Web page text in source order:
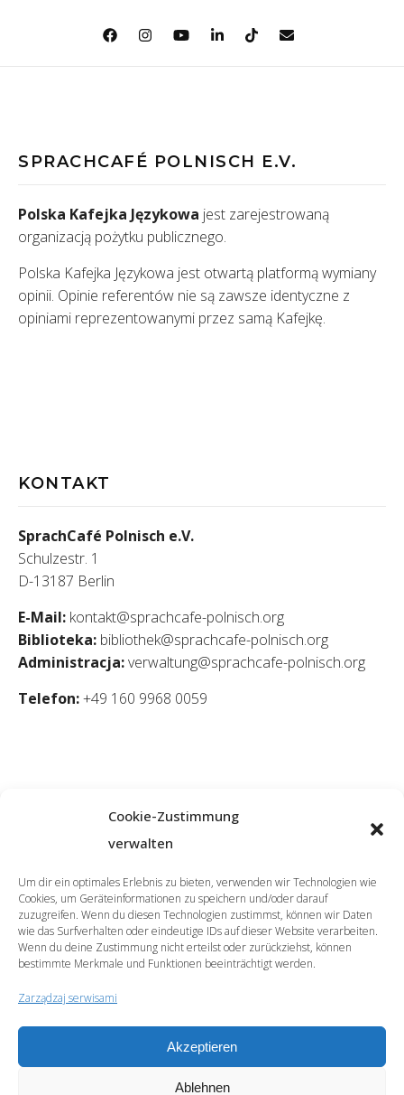
Cookie-Zustimmung
verwalten
Um dir ein optimales Erlebnis zu bieten, verwenden wir Technologien wie
Cookies, um Geräteinformationen zu speichern und/oder darauf
zuzugreifen. Wenn du diesen Technologien zustimmst, können wir Daten
wie das Surfverhalten oder eindeutige IDs auf dieser Website verarbeiten.
Wenn du deine Zustimmung nicht erteilst oder zurückziehst, können
bestimmte Merkmale und Funktionen beeinträchtigt werden.
Zarządzaj serwisami
Akzeptieren
Ablehnen
SPRACHCAFÉ POLNISCH E.V.
Polska Kafejka Językowa jest zarejestrowaną
organizacją pożytku publicznego.
Polska Kafejka Językowa jest otwartą platformą wymiany
opinii. Opinie referentów nie są zawsze identyczne z
opiniami reprezentowanymi przez samą Kafejkę.
KONTAKT
SprachCafé Polnisch e.V.
Schulzestr. 1
D-13187 Berlin
E-Mail: kontakt@sprachcafe-polnisch.org
Biblioteka: bibliothek@sprachcafe-polnisch.org
Administracja:verwaltung@sprachcafe-polnisch.org
Telefon:+49 160 9968 0059
© 2026 | SprachCafé Polnisch
Ochrona danych osobowych Impressum Newsletter